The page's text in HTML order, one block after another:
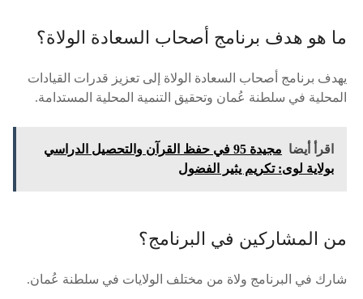
ما هو هدف برنامج أصحاب السعادة الولاة؟
يهدف برنامج أصحاب السعادة الولاة إلى تعزيز قدرات القيادات
المحلية في سلطنة عُمان وتحقيق التنمية المحلية المستدامة.
اقرأ أيضا
مجيدة 95 في حفظ القرآن والتحصيل الدراسي
بولاية لوى: تكريم يثير الفضول
من المشاركين في البرنامج؟
شارك في البرنامج ولاة من مختلف الولايات في سلطنة عُمان.